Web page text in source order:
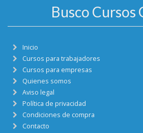
Busco Cursos
Inicio
Cursos para trabajadores
Cursos para empresas
Quienes somos
Aviso legal
Política de privacidad
Condiciones de compra
Contacto